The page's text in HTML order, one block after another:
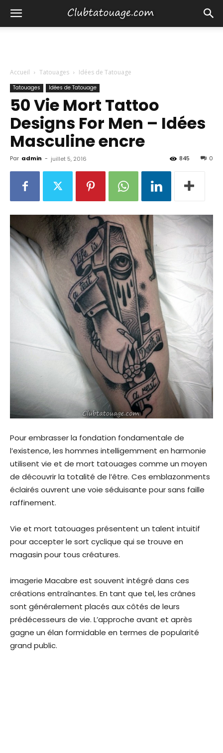
Accueil Tatouages Idées de Tatouage
Tatouages Idées de Tatouage
50 Vie Mort Tattoo
Designs For Men – Idées
Masculine encre
Par admin - juillet 5, 2016 0
845
Pour embrasser la fondation fondamentale de
l’existence, les hommes intelligemment en harmonie
utilisent vie et de mort tatouages comme un moyen
de découvrir la totalité de l’être. Ces emblazonments
éclairés ouvrent une voie séduisante pour sans faille
raffinement.
Vie et mort tatouages présentent un talent intuitif
pour accepter le sort cyclique qui se trouve en
magasin pour tous créatures.
imagerie Macabre est souvent intégré dans ces
créations entraînantes. En tant que tel, les crânes
sont généralement placés aux côtés de leurs
prédécesseurs de vie. L’approche avant et après
gagne un élan formidable en termes de popularité
grand public.